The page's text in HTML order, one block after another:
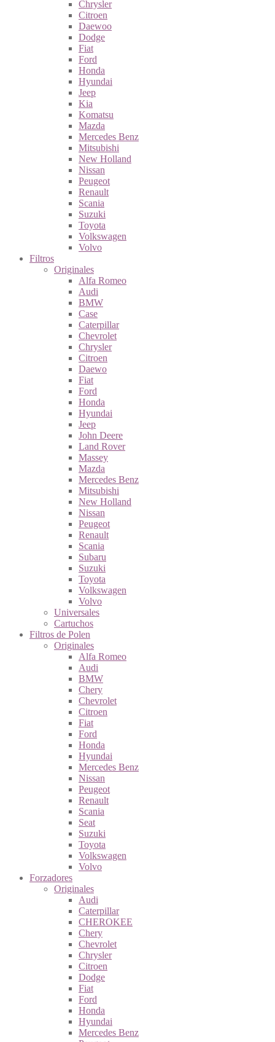
Chrysler
Citroen
Daewoo
Dodge
Fiat
Ford
Honda
Hyundai
Jeep
Kia
Komatsu
Mazda
Mercedes Benz
Mitsubishi
New Holland
Nissan
Peugeot
Renault
Scania
Suzuki
Toyota
Volkswagen
Volvo
Filtros
Originales
Alfa Romeo
Audi
BMW
Case
Caterpillar
Chevrolet
Chrysler
Citroen
Daewo
Fiat
Ford
Honda
Hyundai
Jeep
John Deere
Land Rover
Massey
Mazda
Mercedes Benz
Mitsubishi
New Holland
Nissan
Peugeot
Renault
Scania
Subaru
Suzuki
Toyota
Volkswagen
Volvo
Universales
Cartuchos
Filtros de Polen
Originales
Alfa Romeo
Audi
BMW
Chery
Chevrolet
Citroen
Fiat
Ford
Honda
Hyundai
Mercedes Benz
Nissan
Peugeot
Renault
Scania
Seat
Suzuki
Toyota
Volkswagen
Volvo
Forzadores
Originales
Audi
Caterpillar
CHEROKEE
Chery
Chevrolet
Chrysler
Citroen
Dodge
Fiat
Ford
Honda
Hyundai
Mercedes Benz